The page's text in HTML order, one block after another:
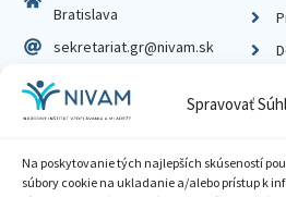
Spravovať
Na poskytovanie tých najlepších skúseností
súbory cookie na ukladanie a/alebo prístup k
Bratislava
sekretariat.gr@nivam.sk
IČO: 00164348
DIČ: 2020798714